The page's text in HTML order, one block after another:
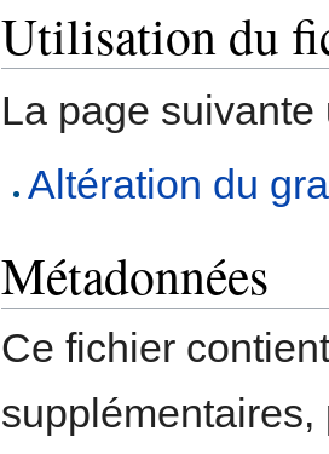
Utilisation du
La page
Altération du
Métadonnées
Ce fichier